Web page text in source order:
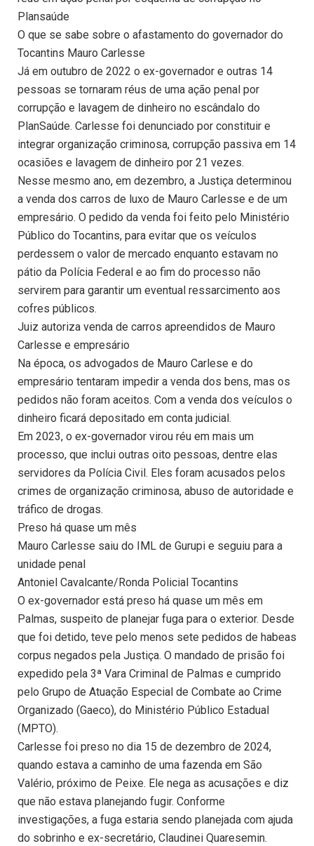
Plansaúde
O que se sabe sobre o afastamento do governador do
Tocantins Mauro Carlesse
Já em outubro de 2022 o ex-governador e outras 14
pessoas se tornaram réus de uma ação penal por
corrupção e lavagem de dinheiro no escândalo do
PlanSaúde. Carlesse foi denunciado por constituir e
integrar organização criminosa, corrupção passiva em 14
ocasiões e lavagem de dinheiro por 21 vezes.
Nesse mesmo ano, em dezembro, a Justiça determinou
a venda dos carros de luxo de Mauro Carlesse e de um
empresário. O pedido da venda foi feito pelo Ministério
Público do Tocantins, para evitar que os veículos
perdessem o valor de mercado enquanto estavam no
pátio da Polícia Federal e ao fim do processo não
servirem para garantir um eventual ressarcimento aos
cofres públicos.
Juiz autoriza venda de carros apreendidos de Mauro
Carlesse e empresário
Na época, os advogados de Mauro Carlese e do
empresário tentaram impedir a venda dos bens, mas os
pedidos não foram aceitos. Com a venda dos veículos o
dinheiro ficará depositado em conta judicial.
Em 2023, o ex-governador virou réu em mais um
processo, que inclui outras oito pessoas, dentre elas
servidores da Polícia Civil. Eles foram acusados pelos
crimes de organização criminosa, abuso de autoridade e
tráfico de drogas.
Preso há quase um mês
Mauro Carlesse saiu do IML de Gurupi e seguiu para a
unidade penal
Antoniel Cavalcante/Ronda Policial Tocantins
O ex-governador está preso há quase um mês em
Palmas, suspeito de planejar fuga para o exterior. Desde
que foi detido, teve pelo menos sete pedidos de habeas
corpus negados pela Justiça. O mandado de prisão foi
expedido pela 3ª Vara Criminal de Palmas e cumprido
pelo Grupo de Atuação Especial de Combate ao Crime
Organizado (Gaeco), do Ministério Público Estadual
(MPTO).
Carlesse foi preso no dia 15 de dezembro de 2024,
quando estava a caminho de uma fazenda em São
Valério, próximo de Peixe. Ele nega as acusações e diz
que não estava planejando fugir. Conforme
investigações, a fuga estaria sendo planejada com ajuda
do sobrinho e ex-secretário, Claudinei Quaresemin.